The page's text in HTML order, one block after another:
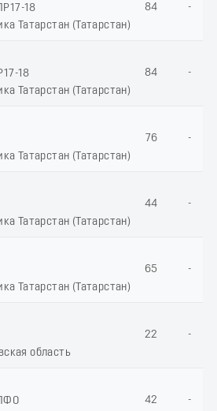
18
Татарстан (Татарстан)
84 -
18
Татарстан (Татарстан)
84 -
Татарстан (Татарстан)
76 -
Татарстан (Татарстан)
44 -
Татарстан (Татарстан)
65 -
область
22 -
42 -